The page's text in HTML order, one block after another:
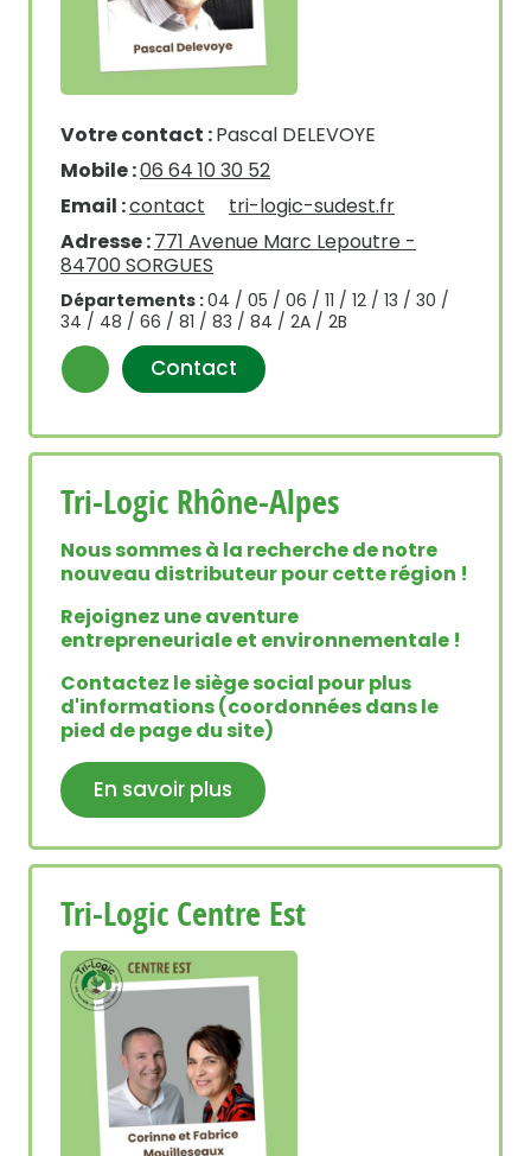
Votre contact :Pascal DELEVOYE
Mobile :06 64 10 30 52
Email :contact
tri-logic-sudest.fr
Adresse :771 Avenue Marc Lepoutre -
84700 SORGUES
Départements :04 / 05 / 06 / 11 / 12 / 13 / 30 /
34 / 48 / 66 / 81 / 83 / 84 / 2A / 2B
Contact
Tri-Logic Rhône-Alpes
Nous sommes à la recherche de notre
nouveau distributeur pour cette région !
Rejoignez une aventure
entrepreneuriale et environnementale !
Contactez le siège social pour plus
d'informations (coordonnées dans le
pied de page du site)
En savoir plus
Tri-Logic Centre Est